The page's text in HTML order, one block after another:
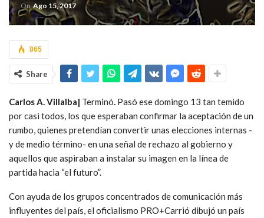
OnAgo 15, 2017
865
Share
Carlos A. Villalba| Terminó Pasó ese domingo 13 tan temido
por casi todos, los que esperaban confirmar la aceptación de un
rumbo, quienes pretendían convertir unas elecciones internas -
y de medio término- en una señal de rechazo al gobierno y
aquellos que aspiraban a instalar su imagen en la línea de
partida hacia “el futuro”.
Con ayuda de los grupos concentrados de comunicación más
influyentes del país, el oficialismo PRO+Carrió dibujó un país